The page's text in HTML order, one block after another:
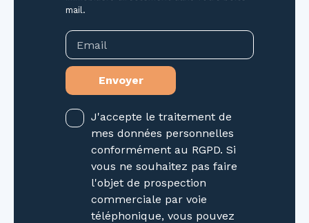
taillis : 355 m² - Terrain C 238 en nature de
lande et futaie : 730 m² - Terrain C 239 en
nature de lande et futaie : 1730 m² Votre futur
terrain est situé dans un environnement
calme, parfait pour ceux qui cherchent la
tranquillité tout en ayant accès aux services
essentiels. Exposition Sud-Est La présente
annonce immobilière a été rédigée sous la
responsabilité éditoriale de Mme DEVIS Cindy.
Agent Commercial mandataire en immobilier
(EI) immatriculée au Registre Spécial des
Agents Commerciaux (RSAC) du Tribunal de
Commerce de Nancy sous le numéro
mail.
Email
Envoyer
J'accepte le traitement de
mes données personnelles
conformément au RGPD. Si
vous ne souhaitez pas faire
l'objet de prospection
commerciale par voie
téléphonique, vous pouvez